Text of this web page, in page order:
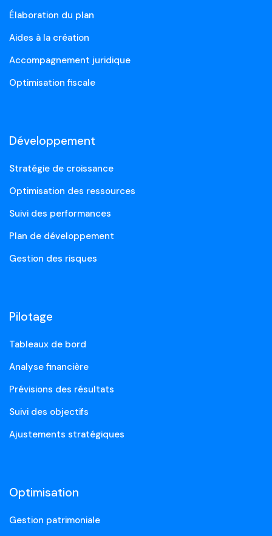
Élaboration du plan
Aides à la création
Accompagnement juridique
Optimisation fiscale
Développement
Stratégie de croissance
Optimisation des ressources
Suivi des performances
Plan de développement
Gestion des risques
Pilotage
Tableaux de bord
Analyse financière
Prévisions des résultats
Suivi des objectifs
Ajustements stratégiques
Optimisation
Gestion patrimoniale